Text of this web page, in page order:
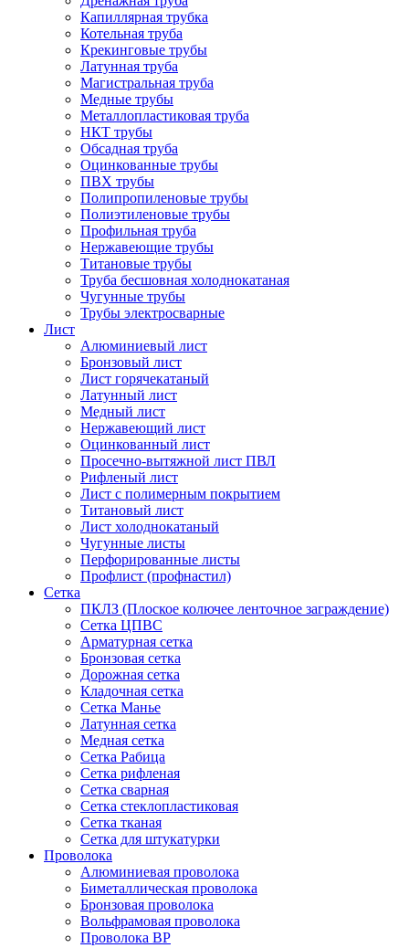
Капиллярная трубка
Котельная труба
Крекинговые трубы
Латунная труба
Магистральная труба
Медные трубы
Металлопластиковая труба
НКТ трубы
Обсадная труба
Оцинкованные трубы
ПВХ трубы
Полипропиленовые трубы
Полиэтиленовые трубы
Профильная труба
Нержавеющие трубы
Титановые трубы
Труба бесшовная холоднокатаная
Чугунные трубы
Трубы электросварные
Лист
Алюминиевый лист
Бронзовый лист
Лист горячекатаный
Латунный лист
Медный лист
Нержавеющий лист
Оцинкованный лист
Просечно-вытяжной лист ПВЛ
Рифленый лист
Лист с полимерным покрытием
Титановый лист
Лист холоднокатаный
Чугунные листы
Перфорированные листы
Профлист (профнастил)
Сетка
ПКЛЗ (Плоское колючее ленточное заграждение)
Сетка ЦПВС
Арматурная сетка
Бронзовая сетка
Дорожная сетка
Кладочная сетка
Сетка Манье
Латунная сетка
Медная сетка
Сетка Рабица
Сетка рифленая
Сетка сварная
Сетка стеклопластиковая
Сетка тканая
Сетка для штукатурки
Проволока
Алюминиевая проволока
Биметаллическая проволока
Бронзовая проволока
Вольфрамовая проволока
Проволока ВР